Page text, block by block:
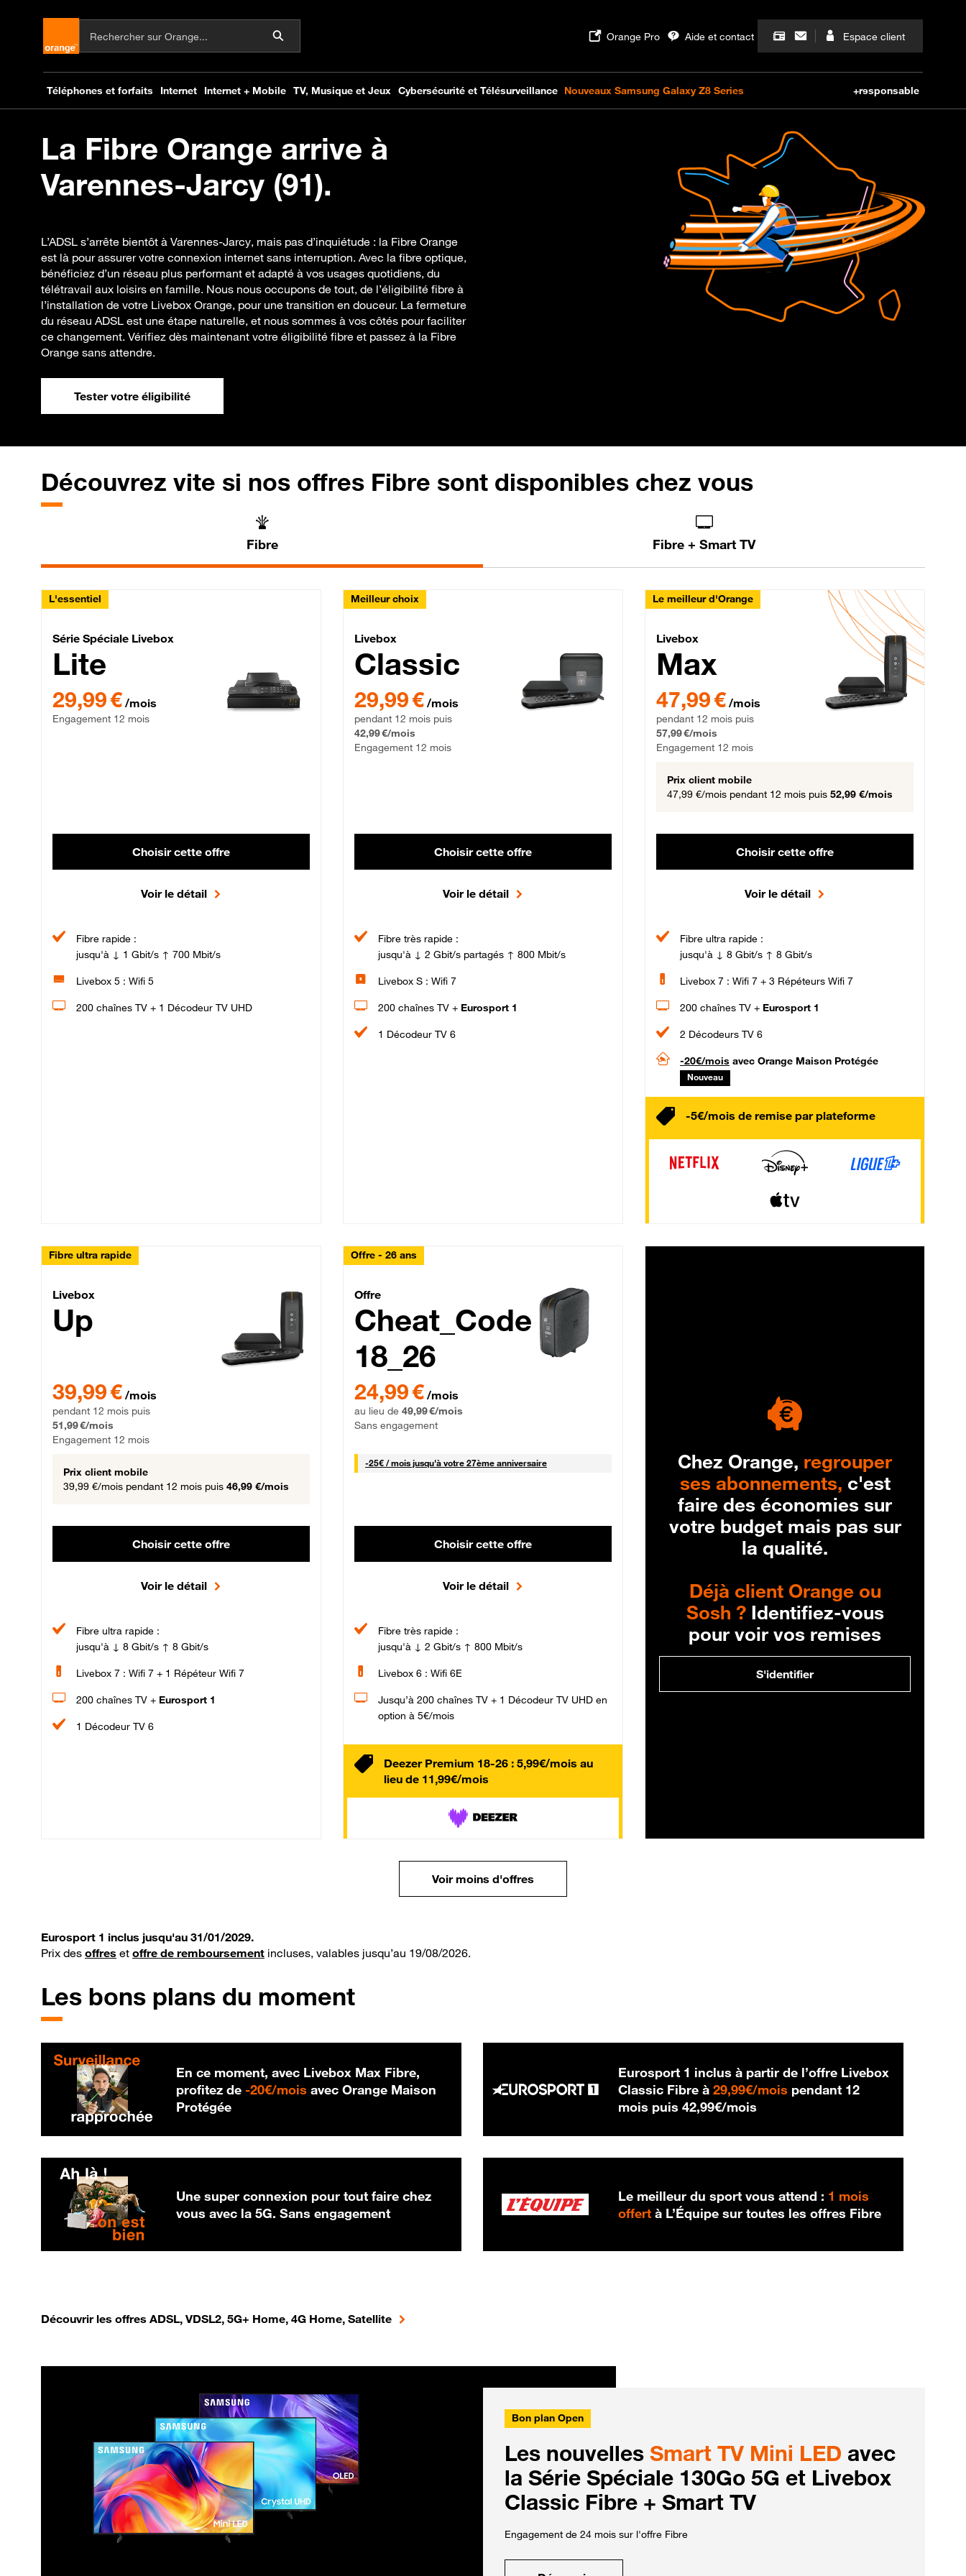
La Fibre Orange arrive à
Varennes-Jarcy (91).
L’ADSL s’arrête bientôt à Varennes-Jarcy, mais pas d’inquiétude : la Fibre Orange
est là pour assurer votre connexion internet sans interruption. Avec la fibre optique,
bénéficiez d’un réseau plus performant et adapté à vos usages quotidiens, du
télétravail aux loisirs en famille. Nous nous occupons de tout, de l’éligibilité fibre à
l’installation de votre Livebox Orange, pour une transition en douceur. La fermeture
du réseau ADSL est une étape naturelle, et nous sommes à vos côtés pour faciliter
ce changement. Vérifiez dès maintenant votre éligibilité fibre et passez à la Fibre
Orange sans attendre.
Tester votre éligibilité
Découvrez vite si nos offres Fibre sont disponibles chez vous
Fibre Fibre + Smart TV
L'essentiel
Série Spéciale Livebox Lite Fibre
Série Spéciale Livebox
Lite
29,99 € par mois , Engagement 12 mois
29,99 € /mois
Engagement 12 mois
Choisir cette offre
Voir le détail
Fibre rapide :
jusqu'à ↓ 1 Gbit/s ↑ 700 Mbit/s
Livebox 5 : Wifi 5
200 chaînes TV + 1 Décodeur TV UHD
Meilleur choix
Livebox Classic Fibre
Livebox
Classic
29,99 € par mois pendant 12 mois puis 42,99 € par mois, Engagement 12 mois
29,99 € /mois
pendant 12 mois puis
42,99 €/mois
Engagement 12 mois
Choisir cette offre
Voir le détail
Fibre très rapide :
jusqu'à ↓ 2 Gbit/s partagés ↑ 800 Mbit/s
Livebox S : Wifi 7
200 chaînes TV + Eurosport 1
1 Décodeur TV 6
Le meilleur d'Orange
Livebox Max Fibre
Livebox
Max
47,99 € par mois pendant 12 mois puis 57,99 € par mois,
47,99 € /mois
pendant 12 mois puis
57,99 €/mois
Engagement 12 mois
Prix client mobile
47,99 €/mois pendant 12 mois puis 52,99 €/mois
Choisir cette offre
Voir le détail
Fibre ultra rapide :
jusqu'à ↓ 8 Gbit/s ↑ 8 Gbit/s
Livebox 7 : Wifi 7 + 3 Répéteurs Wifi 7
200 chaînes TV + Eurosport 1
2 Décodeurs TV 6
-20€/mois avec Orange Maison Protégée
Nouveau
-5€/mois de remise par plateforme
Fibre ultra rapide
Livebox Up Fibre
Livebox
Up
39,99 € /mois
pendant 12 mois puis
51,99 €/mois
Engagement 12 mois
Prix client mobile
39,99 €/mois pendant 12 mois puis 46,99 €/mois
Choisir cette offre
Voir le détail
Fibre ultra rapide :
jusqu'à ↓ 8 Gbit/s ↑ 8 Gbit/s
Livebox 7 : Wifi 7 + 1 Répéteur Wifi 7
200 chaînes TV + Eurosport 1
1 Décodeur TV 6
Offre - 26 ans
Cheat_Code Fibre_18_26
Offre
Cheat_Code
18_26
24,99 € /mois
au lieu de 49,99 €/mois
Sans engagement
-25€ / mois25 € par mois
jusqu'à votre 27ème anniversaire
Choisir cette offre
Voir le détail
Fibre très rapide :
jusqu'à ↓ 2 Gbit/s ↑ 800 Mbit/s
Livebox 6 : Wifi 6E
Jusqu’à 200 chaînes TV + 1 Décodeur TV UHD en
option à 5€/mois
Deezer Premium 18-26 : 5,99€/mois au
lieu de 11,99€/mois
Chez Orange, regrouper
ses abonnements, c'est
faire des économies sur
votre budget mais pas sur
la qualité.
Déjà client Orange ou
Sosh ?Identifiez-vous
pour voir vos remises
S'identifier
Voir moins d'offres
Eurosport 1 inclus jusqu'au 31/01/2029.
Prix des offres et offre de remboursement incluses, valables jusqu’au 19/08/2026.
Les bons plans du moment
En ce moment, avec Livebox Max Fibre,
profitez de -20€/mois 20 € par mois
avec Orange Maison
Protégée
Eurosport 1 inclus à partir de l’offre Livebox
Classic Fibre à29,99€/mois 29,99 € par mois
pendant 12
mois puis42,99€/mois
Une super connexion pour tout faire chez
vous avec la 5G. Sans engagement
Le meilleur du sport vous attend : 1 mois
offert à L’Équipe sur toutes les offres Fibre
Découvrir les offres ADSL, VDSL2, 5G+ Home, 4G Home, Satellite
Bon plan Open
Les nouvelles Smart TV Mini LED avec
la Série Spéciale 130Go 5G et Livebox
Classic Fibre + Smart TV
Engagement de 24 mois sur l'offre Fibre